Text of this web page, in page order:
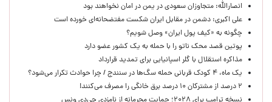
انصارالله: متجاوزان سعودی در یمن در امان نخواهند بود
علی اکبری: دشمن در مقابل ایران شکست مفتضحانه‌ای خورده است
چگونه به «کیف پول ایران» وصل شویم؟
پوتین قصد محک ناتو را با حمله به یک کشور عضو دارد
مذاکره استقلال با گلر اسپانیایی برای تمدید قرارداد
یک ماه، ۴ کودک قربانی حمله سگ‌ها در سنندج / چرا حوادث تکرار می‌شود؟
۲ درصد از مشترکان ۱۰ درصد برق خانگی را مصرف می‌کنند!